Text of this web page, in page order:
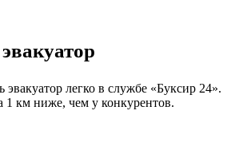
эвакуатор легко в службе «Буксир 24».
1 км ниже, чем у конкурентов.